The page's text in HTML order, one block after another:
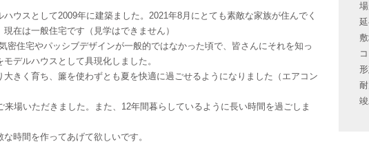
ウスとして2009年に建築ました。2021年8月にとても素敵な家族が住んでく
在は一般住宅です（見学はできません）
密住宅やパッシブデザインが一般的ではなかった頃で、皆さんにそれを知っ
デルハウスとして具現化しました。
きく育ち、簾を使わずとも夏を快適に過ごせるようになりました（エアコン
来場いただきました。また、12年間暮らしているように長い時間を過ごしま
時間を作ってあげて欲しいです。